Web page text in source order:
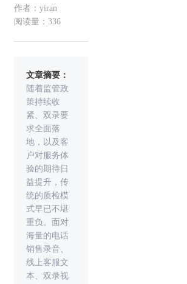
作者：yiran
阅读量：336
文章摘要：
随着监管政
策持续收
紧、双录要
求全面落
地，以及客
户对服务体
验的期待日
益提升，传
统的质检模
式早已不堪
重负。面对
海量的电话
销售录音、
线上客服文
本、双录视